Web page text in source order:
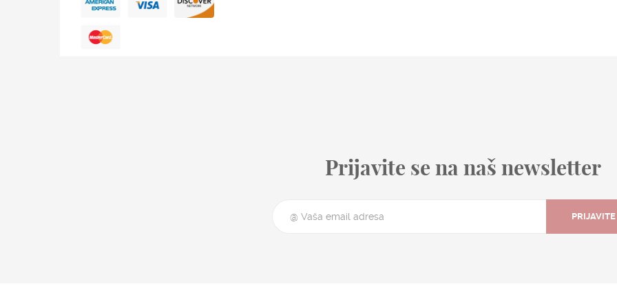
Prijavite se na naš newsletter
PRIJAVITE